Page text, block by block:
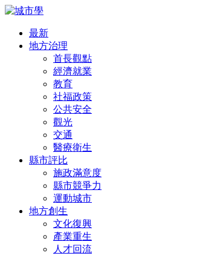
最新
地方治理
首長觀點
經濟就業
教育
社福政策
公共安全
觀光
交通
醫療衛生
縣市評比
施政滿意度
縣市競爭力
運動城市
地方創生
文化復興
產業重生
人才回流